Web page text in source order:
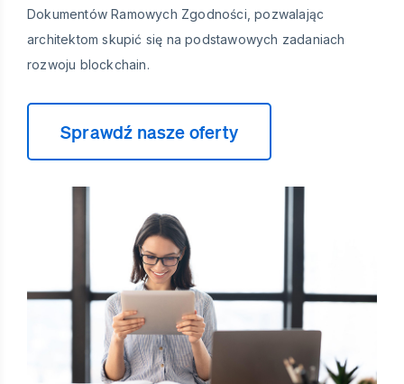
Dokumentów Ramowych Zgodności, pozwalając
architektom skupić się na podstawowych zadaniach
rozwoju blockchain.
Sprawdź nasze oferty